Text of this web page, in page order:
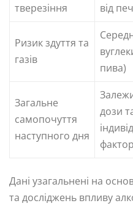
тверезіння
від
Ризик здуття та
газів
пива)
Загальне
самопочуття
наступного дня
дози
Дані узагальнені на
та досліджень впливу